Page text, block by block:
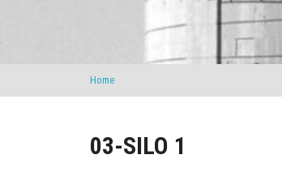
Home
03-SILO 1